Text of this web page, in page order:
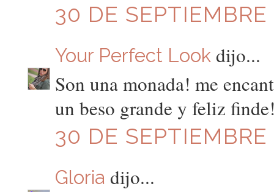
30 DE
Your Perfect Lookdijo...
Son una monada! me
un beso grande y feliz
30 DE SEPTIEMBRE
Gloria dijo...